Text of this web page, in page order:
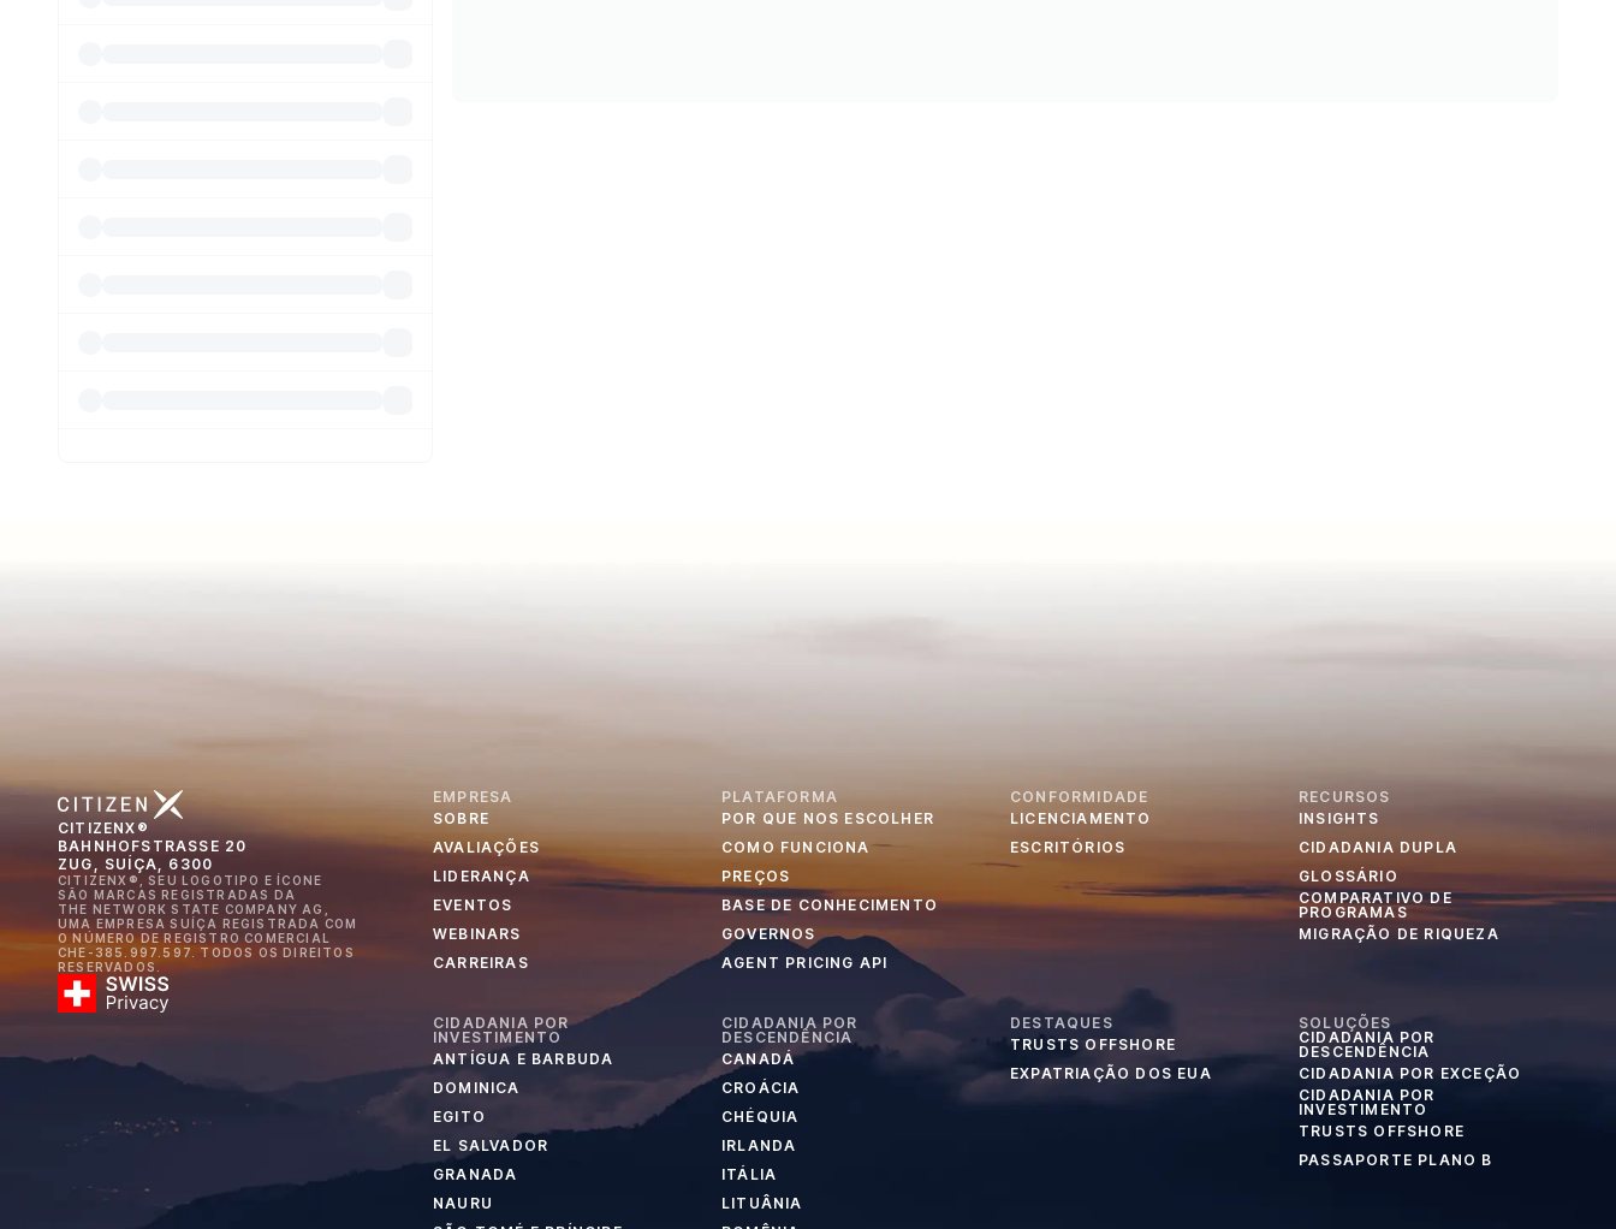
CITIZENX®
BAHNHOFSTRASSE 20
ZUG, SUÍÇA, 6300
CITIZENX®, SEU LOGOTIPO E ÍCONE
SÃO MARCAS REGISTRADAS DA
THE NETWORK STATE COMPANY AG,
UMA EMPRESA SUÍÇA REGISTRADA COM
O NÚMERO DE REGISTRO COMERCIAL
CHE-385.997.597. TODOS OS DIREITOS
RESERVADOS.
EMPRESA
SOBRE
AVALIAÇÕES
LIDERANÇA
EVENTOS
WEBINARS
CARREIRAS
PLATAFORMA
POR QUE NOS ESCOLHER
COMO FUNCIONA
PREÇOS
BASE DE CONHECIMENTO
GOVERNOS
AGENT PRICING API
CONFORMIDADE
LICENCIAMENTO
ESCRITÓRIOS
RECURSOS
INSIGHTS
CIDADANIA DUPLA
GLOSSÁRIO
COMPARATIVO DE
PROGRAMAS
MIGRAÇÃO DE RIQUEZA
CIDADANIA POR
INVESTIMENTO
ANTÍGUA E BARBUDA
DOMINICA
EGITO
EL SALVADOR
GRANADA
NAURU
CIDADANIA POR
DESCENDÊNCIA
CANADÁ
CROÁCIA
CHÉQUIA
IRLANDA
ITÁLIA
LITUÂNIA
DESTAQUES
TRUSTS OFFSHORE
EXPATRIAÇÃO DOS EUA
SOLUÇÕES
CIDADANIA POR
DESCENDÊNCIA
CIDADANIA POR EXCEÇÃO
CIDADANIA POR
INVESTIMENTO
TRUSTS OFFSHORE
PASSAPORTE PLANO B